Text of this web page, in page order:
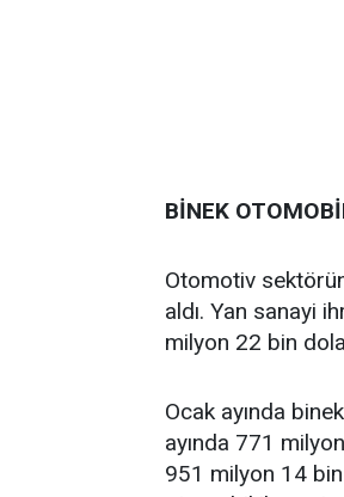
BİNEK
Otomotiv
aldı. Yan sanayi
milyon 22 bin
Ocak ayında
ayında 771
951 milyon 14